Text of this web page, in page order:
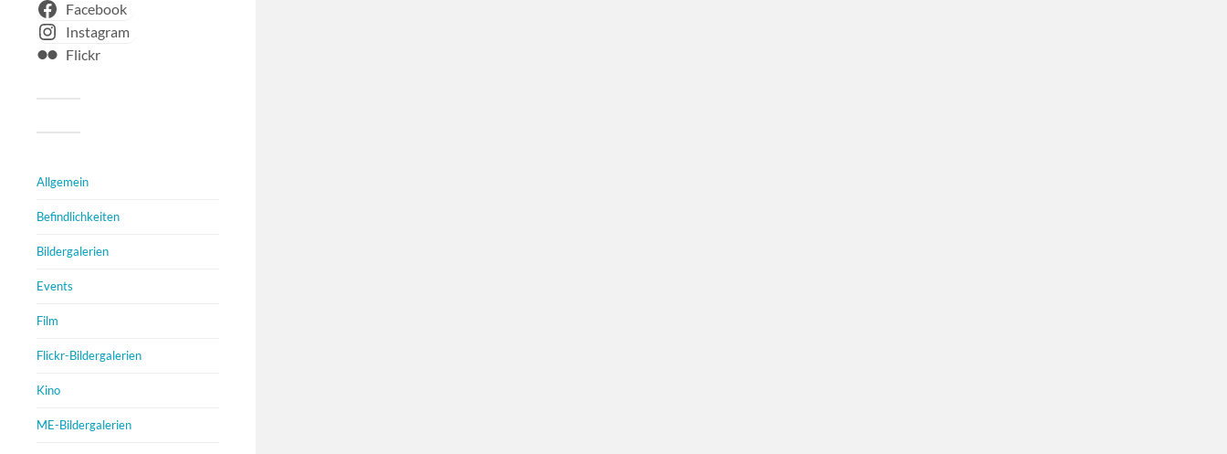
Facebook
Instagram
Flickr
Allgemein
Befindlichkeiten
Bildergalerien
Events
Film
Flickr-Bildergalerien
Kino
ME-Bildergalerien